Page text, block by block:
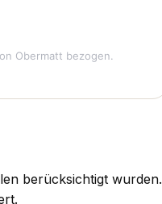
Obermatt bezogen.
berücksichtigt wurden.